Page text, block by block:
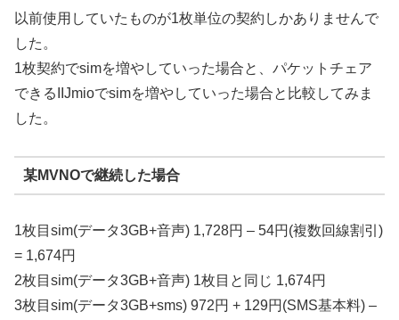
以前使用していたものが1枚単位の契約しかありませんで
した。
1枚契約でsimを増やしていった場合と、パケットチェア
できるIIJmioでsimを増やしていった場合と比較してみま
した。
某MVNOで継続した場合
1枚目sim(データ3GB+音声) 1,728円 – 54円(複数回線割引)
= 1,674円
2枚目sim(データ3GB+音声) 1枚目と同じ 1,674円
3枚目sim(データ3GB+sms) 972円 + 129円(SMS基本料) –